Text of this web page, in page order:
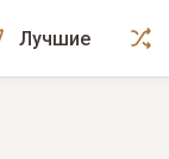
Лучшие